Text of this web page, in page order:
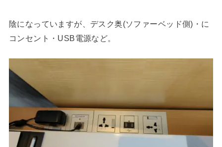
陰になっていますが、デスク奥(ソファーベッド側)・に
コンセント・USB電源など。